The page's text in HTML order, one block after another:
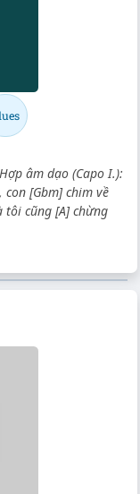
âm dạo (Capo I.):
[Gbm] chim về
tôi cũng [A] chừng